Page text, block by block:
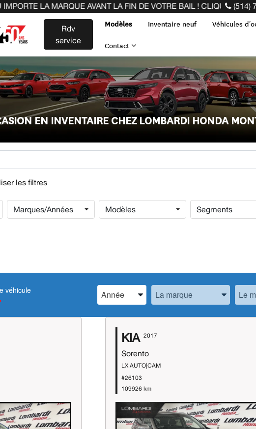
AVANT LA FIN DE VOTRE BAIL ! CLIQUEZ ICI (514)
Rdv
service
Modèles Inventaire neuf Véhicules
Contact
EN INVENTAIRE CHEZ LOMBARDI HONDA
Marques/Années Modèles Segments
véhicule Spécifiez l’Année, la Marque et le Modèle
Spécifiez l’Année, la Marque
KIA 2017
Sorento
LX AUTO|CAM
#26103
109926 km